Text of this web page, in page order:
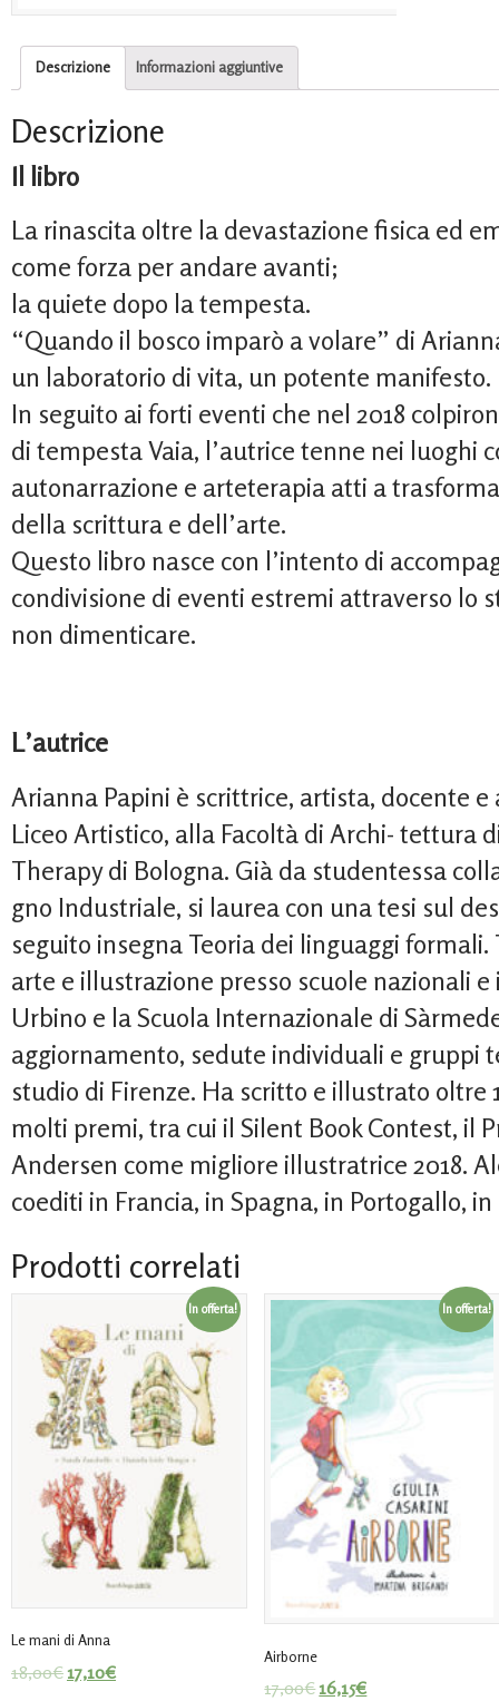
Descrizione Informazioni aggiuntive
Descrizione
Il libro
La rinascita oltre la devastazione fisica ed
come forza per andare avanti;
la quiete dopo la tempesta.
“Quando il bosco imparò a volare” di
un laboratorio di vita, un potente manifesto.
In seguito ai forti eventi che nel 2018
di tempesta Vaia, l’autrice tenne nei luoghi
autonarrazione e arteterapia atti a
della scrittura e dell’arte.
Questo libro nasce con l’intento di
condivisione di eventi estremi attraverso lo
non dimenticare.
L’autrice
Arianna Papini è scrittrice, artista, docente
Liceo Artistico, alla Facoltà di Archi- tettura
Therapy di Bologna. Già da studentessa
gno Industriale, si laurea con una tesi sul
seguito insegna Teoria dei linguaggi
arte e illustrazione presso scuole nazionali
Urbino e la Scuola Internazionale di
aggiornamento, sedute individuali e gruppi
studio di Firenze. Ha scritto e illustrato oltre
molti premi, tra cui il Silent Book Contest, il
Andersen come migliore illustratrice 2018.
coediti in Francia, in Spagna, in Portogallo,
Prodotti correlati
In offerta!
Le mani di Anna
18,00€17,10€
In offerta!
Airborne
17,00€16,15€